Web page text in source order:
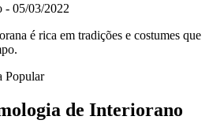
- 05/03/2022
é rica em tradições e costumes que
Popular
de Interiorano